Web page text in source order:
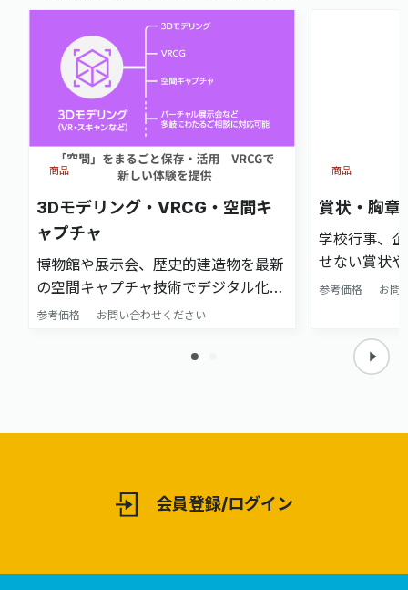
3Dモデリング・VRCG・空間キ
ャプチャ
博物館や展示会、歴史的建造物を最新
の空間キャプチャ技術でデジタル化し
ます 。実在する空間やオブジェクト
想空間）として展開することで、オン
参考価格 お問い合わせください
商品
賞状・胸
学校行事、
せない賞状
。デジタル
えます。急
状、胸章リ
参考価格 お問
商品
会員登録/ログイン